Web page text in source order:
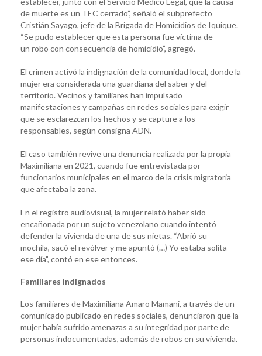
de muerte es un TEC cerrado”, señaló el subprefecto
Cristián Sayago, jefe de la Brigada de Homicidios de Iquique.
“Se pudo establecer que esta persona fue víctima de
un robo con consecuencia de homicidio”, agregó.
El crimen activó la indignación de la comunidad local, donde la
mujer era considerada una guardiana del saber y del
territorio. Vecinos y familiares han impulsado
manifestaciones y campañas en redes sociales para exigir
que se esclarezcan los hechos y se capture a los
responsables, según consigna ADN.
El caso también revive una denuncia realizada por la propia
Maximiliana en 2021, cuando fue entrevistada por
funcionarios municipales en el marco de la crisis migratoria
que afectaba la zona.
En el registro audiovisual, la mujer relató haber sido
encañonada por un sujeto venezolano cuando intentó
defender la vivienda de una de sus nietas. “Abrió su
mochila, sacó el revólver y me apuntó (…) Yo estaba solita
ese día”, contó en ese entonces.
Familiares indignados
Los familiares de Maximiliana Amaro Mamani, a través de un
comunicado publicado en redes sociales, denunciaron que la
mujer había sufrido amenazas a su integridad por parte de
personas indocumentadas, además de robos en su vivienda.